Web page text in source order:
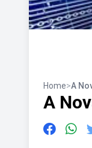
Home>A
A